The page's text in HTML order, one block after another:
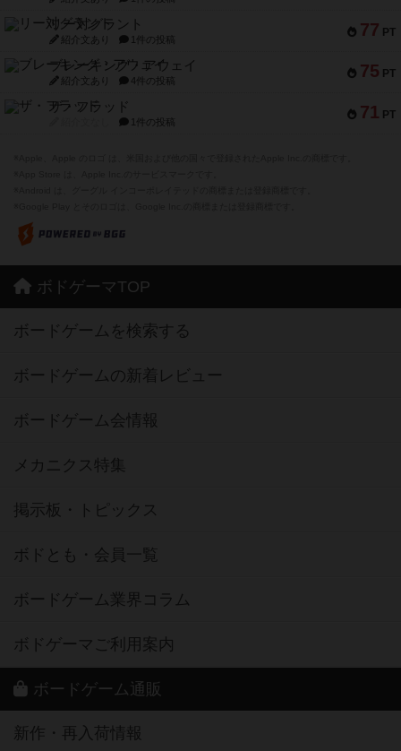
77 PT
リー対グラント
紹介文あり 1件の投稿
75 PT
ブレーキング・アウェイ
紹介文あり 4件の投稿
71 PT
ザ・フラッド
1件の投稿
ボドゲーマTOP
ボードゲームを検索する
ボードゲームの新着レビュー
ボードゲーム会情報
メカニクス特集
掲示板・トピックス
ボドとも・会員一覧
ボードゲーム業界コラム
ボドゲーマご利用案内
ボードゲーム通販
新作・再入荷情報